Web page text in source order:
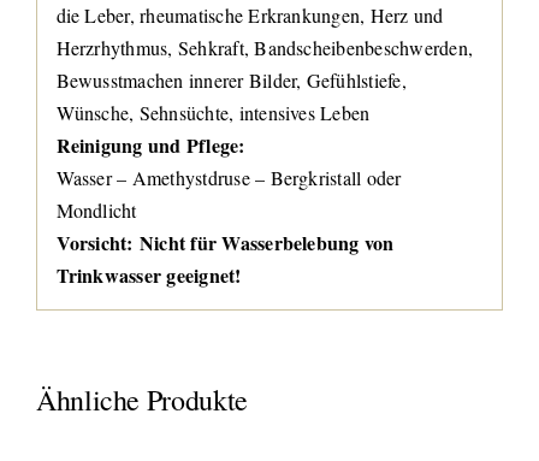
die Leber, rheumatische Erkrankungen, Herz und
Herzrhythmus, Sehkraft, Bandscheibenbeschwerden,
Bewusstmachen innerer Bilder, Gefühlstiefe,
Wünsche, Sehnsüchte, intensives Leben
Reinigung und Pflege:
Wasser – Amethystdruse – Bergkristall oder
Mondlicht
Vorsicht: Nicht für Wasserbelebung von
Trinkwasser geeignet!
Ähnliche Produkte